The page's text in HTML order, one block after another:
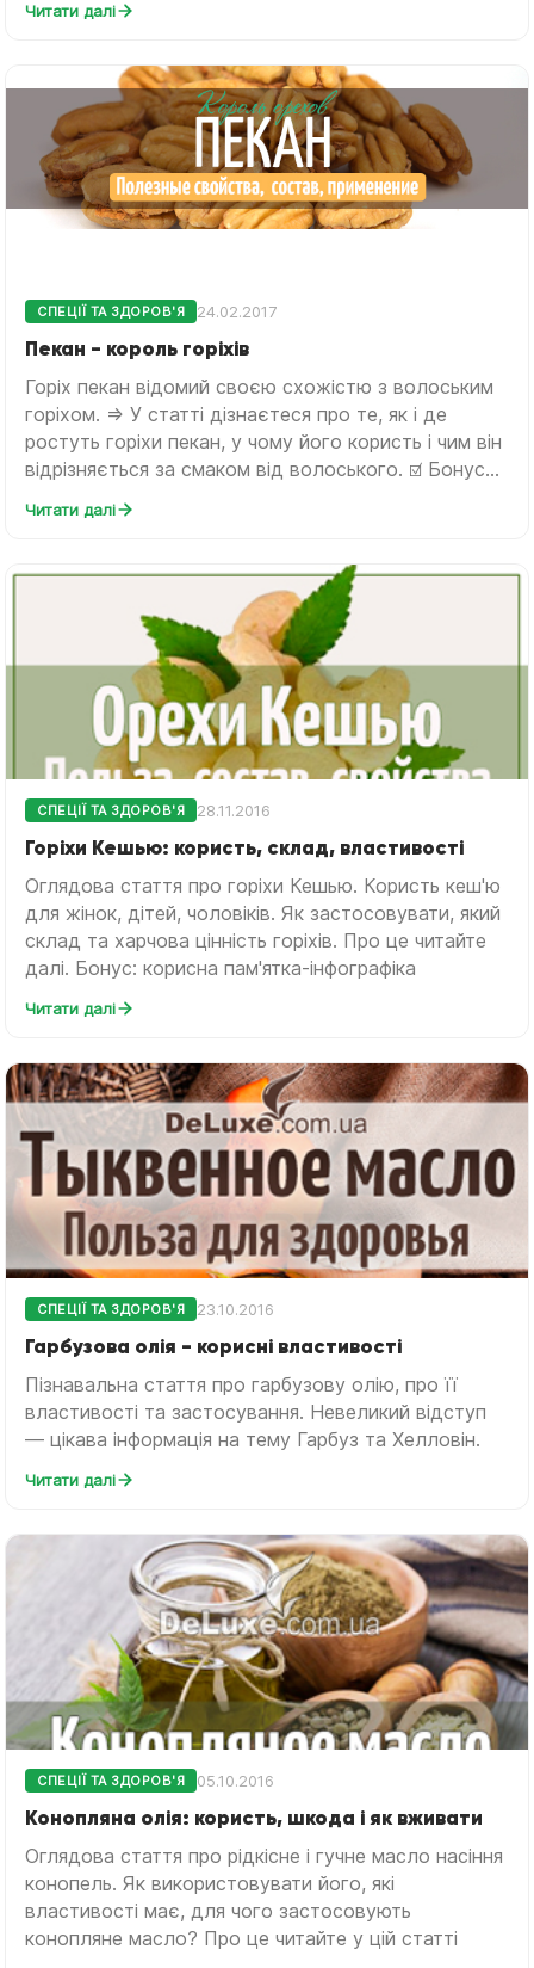
Читати далі
СПЕЦІЇ ТА ЗДОРОВ'Я 24.02.2017
Пекан - король горіхів
Горіх пекан відомий своєю схожістю з волоським
горіхом. ⇒ У статті дізнаєтеся про те, як і де
ростуть горіхи пекан, у чому його користь і чим він
відрізняється за смаком від волоського. ☑ Бонус...
Читати далі
СПЕЦІЇ ТА ЗДОРОВ'Я 28.11.2016
Горіхи Кешью: користь, склад, властивості
Оглядова стаття про горіхи Кешью. Користь кеш'ю
для жінок, дітей, чоловіків. Як застосовувати, який
склад та харчова цінність горіхів. Про це читайте
далі. Бонус: корисна пам'ятка-інфографіка
Читати далі
СПЕЦІЇ ТА ЗДОРОВ'Я 23.10.2016
Гарбузова олія - корисні властивості
Пізнавальна стаття про гарбузову олію, про її
властивості та застосування. Невеликий відступ
— цікава інформація на тему Гарбуз та Хелловін.
Читати далі
СПЕЦІЇ ТА ЗДОРОВ'Я 05.10.2016
Конопляна олія: користь, шкода і як вживати
Оглядова стаття про рідкісне і гучне масло насіння
конопель. Як використовувати його, які
властивості має, для чого застосовують
конопляне масло? Про це читайте у цій статті